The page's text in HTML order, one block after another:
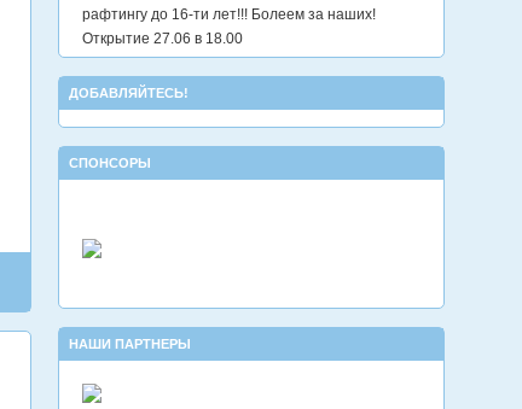
рафтингу до 16-ти лет!!! Болеем за наших!
Открытие 27.06 в 18.00
ДОБАВЛЯЙТЕСЬ!
СПОНСОРЫ
НАШИ ПАРТНЕРЫ